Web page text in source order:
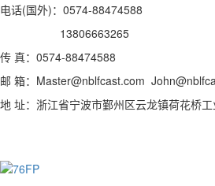
电话(国外)：0574-88474588
13806663265
传 真：0574-88474588
邮 箱：Master@nblfcast.com
地 址：浙江省宁波市鄞州区云龙镇荷花桥工